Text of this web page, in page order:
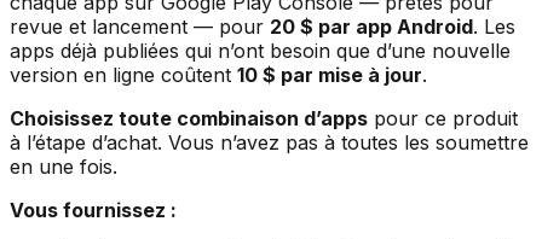
revue et lancement — pour 20 $ par app Android. Les
apps déjà publiées qui n’ont besoin que d’une nouvelle
version en ligne coûtent 10 $ par mise à jour.
Choisissez toute combinaison d’apps pour ce produit
à l’étape d’achat. Vous n’avez pas à toutes les soumettre
en une fois.
Vous fournissez :